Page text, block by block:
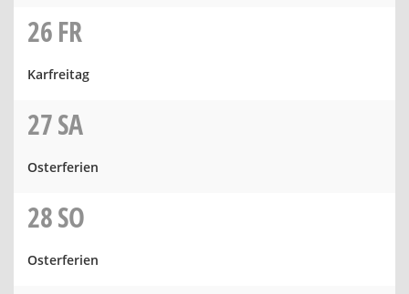
26FR
Karfreitag
27SA
Osterferien
28SO
Osterferien